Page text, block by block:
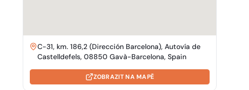
C-31, km. 186,2 (Dirección Barcelona), Autovía de
Castelldefels, 08850 Gavà-Barcelona, Spain
ZOBRAZIT NA MAPĚ